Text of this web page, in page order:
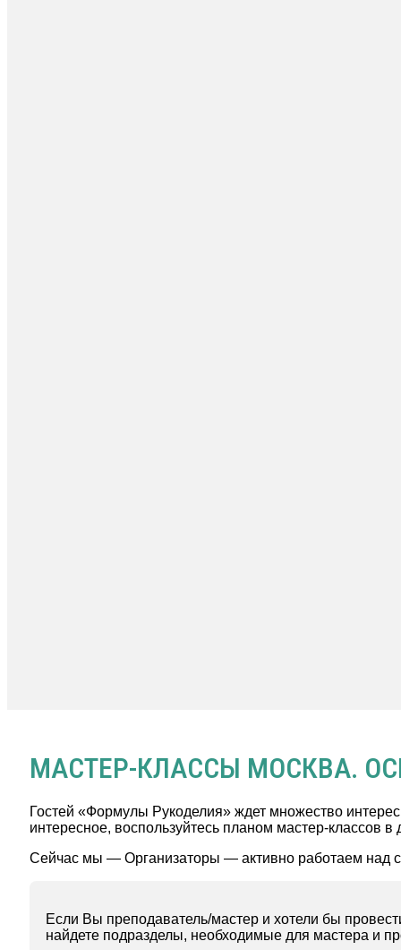
МАСТЕР-КЛАССЫ МОСКВА.
Гостей «Формулы Рукоделия» ждет множество
интересное, воспользуйтесь планом мастер-классов в
Сейчас мы — Организаторы — активно работаем над
Если Вы преподаватель/мастер и хотели бы
найдете подразделы, необходимые для мастера и